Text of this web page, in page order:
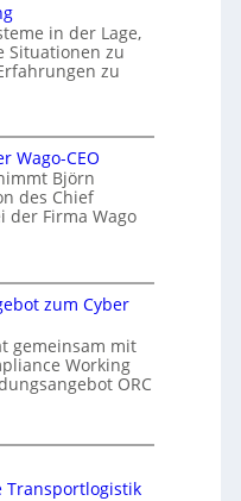
in der Lage,
Situationen zu
zu
Wago-CEO
Björn
des Chief
der Firma Wago
zum Cyber
gemeinsam mit
Working
ORC
Transportlogistik